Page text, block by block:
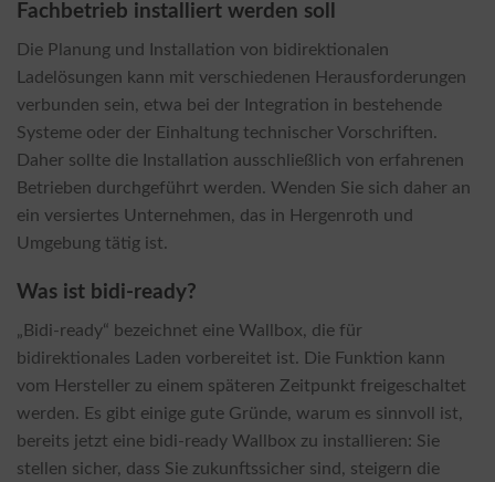
Fachbetrieb installiert werden soll
Die Planung und Installation von bidirektionalen
Ladelösungen kann mit verschiedenen Herausforderungen
verbunden sein, etwa bei der Integration in bestehende
Systeme oder der Einhaltung technischer Vorschriften.
Daher sollte die Installation ausschließlich von erfahrenen
Betrieben durchgeführt werden. Wenden Sie sich daher an
ein versiertes Unternehmen, das in Hergenroth und
Umgebung tätig ist.
Was ist bidi-ready?
„Bidi-ready“ bezeichnet eine Wallbox, die für
bidirektionales Laden vorbereitet ist. Die Funktion kann
vom Hersteller zu einem späteren Zeitpunkt freigeschaltet
werden. Es gibt einige gute Gründe, warum es sinnvoll ist,
bereits jetzt eine bidi-ready Wallbox zu installieren: Sie
stellen sicher, dass Sie zukunftssicher sind, steigern die